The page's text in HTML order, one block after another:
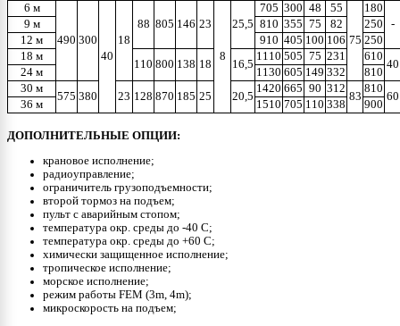
6 м
490 300
40
18
88 805 146 23
8
25,5
705 300 48 55
75
180
-
9 м 810 355 75 82
250
12 м
910 405 100 106
250
18 м
110 800 138 18 16,5
1110 505 75 231 610
40
24 м 1130 605 149 332
810
30 м
575 380 23 128 870 185 25 20,5
1420 665 90 312
83
810
60
36 м 1510 705 110 338 900
ДОПОЛНИТЕЛЬНЫЕ ОПЦИИ:
крановое исполнение;
радиоуправление;
ограничитель грузоподъемности;
второй тормоз на подъем;
пульт с аварийным стопом;
температура окр. среды до -40 С;
температура окр. среды до +60 С;
химически защищенное исполнение;
тропическое исполнение;
морское исполнение;
режим работы FEM (3m, 4m);
микроскорость на подъем;